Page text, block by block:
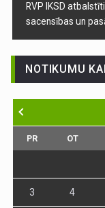
RVP IKSD
sacensības un
NOTIKUMU
PR OT
3 4